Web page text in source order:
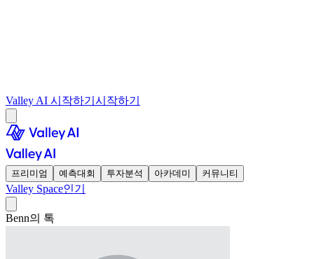
Valley AI 시작하기 시작하기
프리미엄 예측대회 투자분석 아카데미 커뮤니티
Valley Space인기
Benn의 톡